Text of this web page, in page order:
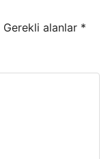
Gerekli alanlar *